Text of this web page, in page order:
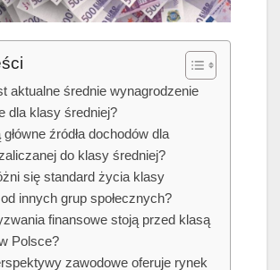
aktualne średnie wynagrodzenie
dla klasy średniej?
źródła dochodów dla
do klasy średniej?
się standard życia klasy
innych grup społecznych?
finansowe stoją przed klasą
Polsce?
zawodowe oferuje rynek